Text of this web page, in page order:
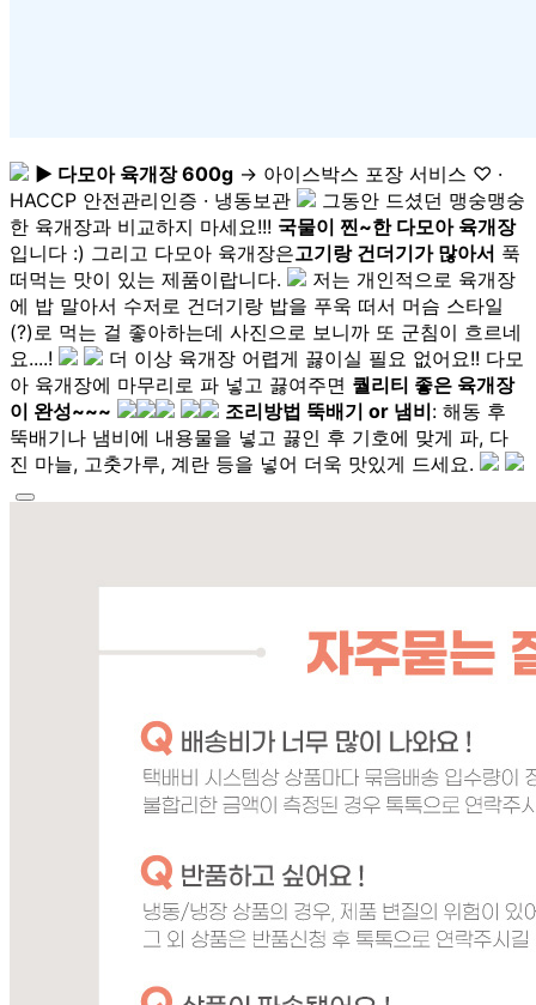
▶ 다모아 육개장 600g → 아이스박스 포장 서비스 ♡ ·
HACCP 안전관리인증 · 냉동보관
그동안 드셨던 맹숭맹숭
한 육개장과 비교하지 마세요!!! 국물이 찐~한 다모아 육개장
입니다 :) 그리고 다모아 육개장은고기랑 건더기가 많아서 푹
떠먹는 맛이 있는 제품이랍니다.
저는 개인적으로 육개장
에 밥 말아서 수저로 건더기랑 밥을 푸욱 떠서 머슴 스타일
(?)로 먹는 걸 좋아하는데 사진으로 보니까 또 군침이 흐르네
요....!
더 이상 육개장 어렵게 끓이실 필요 없어요!! 다모
아 육개장에 마무리로 파 넣고 끓여주면 퀄리티 좋은 육개장
이 완성~~~
조리방법 뚝배기 or 냄비: 해동 후
뚝배기나 냄비에 내용물을 넣고 끓인 후 기호에 맞게 파, 다
진 마늘, 고춧가루, 계란 등을 넣어 더욱 맛있게 드세요.